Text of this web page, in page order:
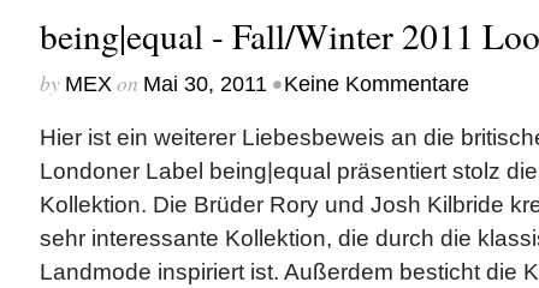
being|equal - Fall/Winter 2011
by MEXon Mai 30, 2011 •Keine Kommentare
Hier ist ein weiterer Liebesbeweis an die
Londoner Label being|equal präsentiert stolz
Kollektion. Die Brüder Rory und Josh Kilbride
sehr interessante Kollektion, die durch die
Landmode inspiriert ist. Außerdem besticht die